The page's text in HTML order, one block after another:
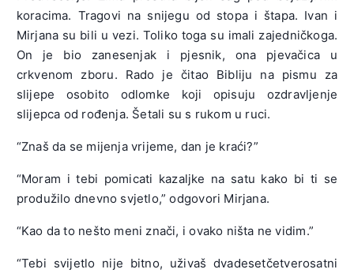
koracima. Tragovi na snijegu od stopa i štapa. Ivan i
Mirjana su bili u vezi. Toliko toga su imali zajedničkoga.
On je bio zanesenjak i pjesnik, ona pjevačica u
crkvenom zboru. Rado je čitao Bibliju na pismu za
slijepe osobito odlomke koji opisuju ozdravljenje
slijepca od rođenja. Šetali su s rukom u ruci.
“Znaš da se mijenja vrijeme, dan je kraći?”
“Moram i tebi pomicati kazaljke na satu kako bi ti se
produžilo dnevno svjetlo,” odgovori Mirjana.
“Kao da to nešto meni znači, i ovako ništa ne vidim.”
“Tebi svijetlo nije bitno, uživaš dvadesetčetverosatni